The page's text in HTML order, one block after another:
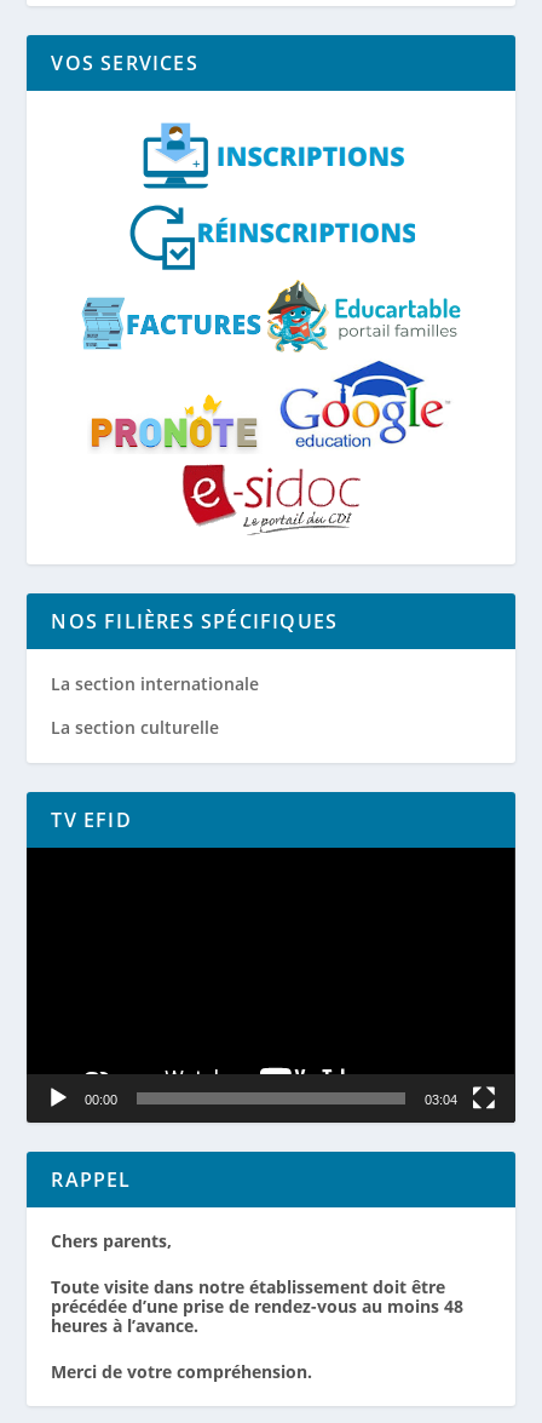
VOS SERVICES
NOS FILIÈRES SPÉCIFIQUES
La section internationale
La section culturelle
TV EFID
Lecteur
00:00 03:04
RAPPEL
Chers parents,
Toute visite dans notre établissement doit être
précédée d’une prise de rendez-vous au moins 48
heures à l’avance.
Merci de votre compréhension.